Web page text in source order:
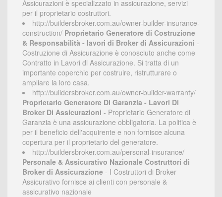
Assicurazioni è specializzato in assicurazione, servizi
per il proprietario costruttori.
http://buildersbroker.com.au/owner-builder-insurance-
construction/ Proprietario Generatore di Costruzione
& Responsabilità - lavori di Broker di Assicurazioni -
Costruzione di Assicurazione è conosciuto anche come
Contratto in Lavori di Assicurazione. Si tratta di un
importante coperchio per costruire, ristrutturare o
ampliare la loro casa.
http://buildersbroker.com.au/owner-builder-warranty/
Proprietario Generatore Di Garanzia - Lavori Di
Broker Di Assicurazioni - Proprietario Generatore di
Garanzia è una assicurazione obbligatoria. La politica è
per il beneficio dell'acquirente e non fornisce alcuna
copertura per il proprietario del generatore.
http://buildersbroker.com.au/personal-insurance/
Personale & Assicurativo Nazionale Costruttori di
Broker di Assicurazione - I Costruttori di Broker
Assicurativo fornisce ai clienti con personale &
assicurativo nazionale